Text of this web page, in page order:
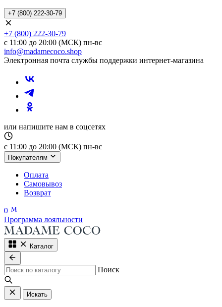
+7 (800) 222-30-79
+7 (800) 222-30-79
с 11:00 до 20:00 (МСК) пн-вс
info@madamecoco.shop
Электронная почта службы поддержки интернет-магазина
или напишите нам в соцсетях
с 11:00 до 20:00 (МСК) пн-вс
Покупателям
Оплата
Самовывоз
Возврат
0
Программа лояльности
Каталог
Поиск
Искать